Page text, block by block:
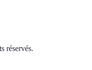
réservés.